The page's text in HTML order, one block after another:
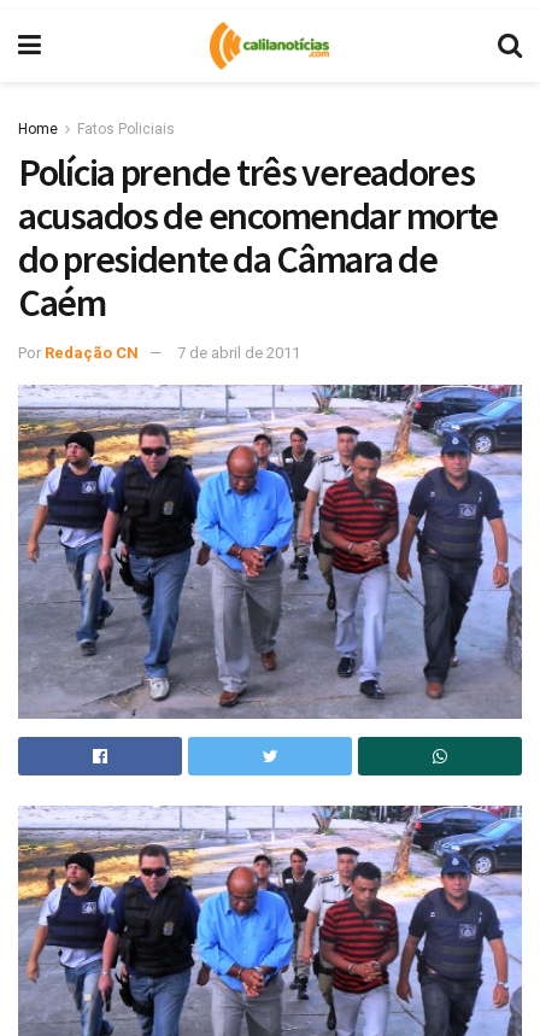
Home Fatos Policiais
Polícia prende três vereadores
acusados de encomendar morte
do presidente da Câmara de
Caém
Por Redação CN 7 de abril de 2011